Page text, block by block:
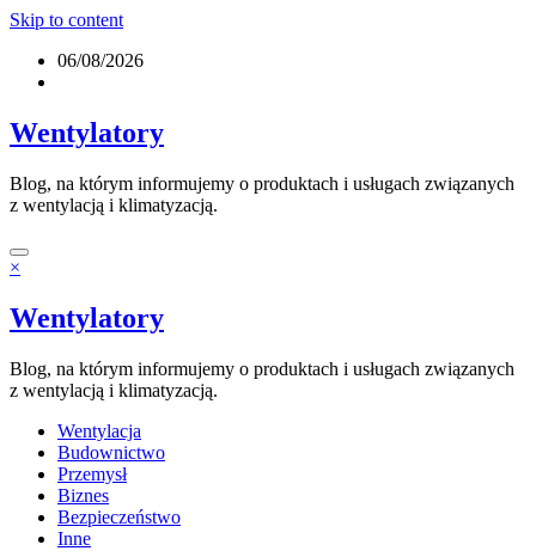
Skip to content
06/08/2026
Wentylatory
Blog, na którym informujemy o produktach i usługach związanych
z wentylacją i klimatyzacją.
×
Wentylatory
Blog, na którym informujemy o produktach i usługach związanych
z wentylacją i klimatyzacją.
Wentylacja
Budownictwo
Przemysł
Biznes
Bezpieczeństwo
Inne